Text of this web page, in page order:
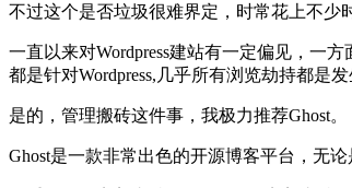
不过这个是否垃圾很难界定，时常花上不少
一直以来对Wordpress建站有一定偏见，一
都是针对Wordpress,几乎所有浏览劫持都是发
是的，管理搬砖这件事，我极力推荐Ghost。
Ghost是一款非常出色的开源博客平台，无